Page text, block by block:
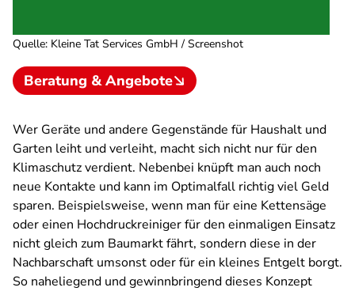
Quelle: Kleine Tat Services GmbH / Screenshot
Beratung & Angebote
Wer Geräte und andere Gegenstände für Haushalt und
Garten leiht und verleiht, macht sich nicht nur für den
Klimaschutz verdient. Nebenbei knüpft man auch noch
neue Kontakte und kann im Optimalfall richtig viel Geld
sparen. Beispielsweise, wenn man für eine Kettensäge
oder einen Hochdruckreiniger für den einmaligen Einsatz
nicht gleich zum Baumarkt fährt, sondern diese in der
Nachbarschaft umsonst oder für ein kleines Entgelt borgt.
So naheliegend und gewinnbringend dieses Konzept